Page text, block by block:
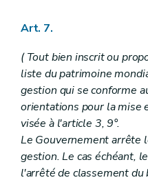
Art. 381 à 383
Chapitre XIII
(...)
Art. 384 à 386
Chapitre XIV (...)
Art. 387 à
Chapitre XV
Art. 389
Chapitre XVI (...)
Art. 390
Art. 391 et
Art. 7.
( Tout bien inscrit ou
liste du patrimoine
gestion qui se conforme
orientations pour la mise
visée à l'article 3, 9°.
Le Gouvernement arrête
gestion. Le cas échéant,
l'arrêté de classement